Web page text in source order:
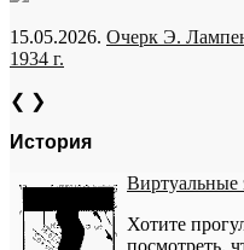
15.05.2026. Очерк Э.
1934 г.
❮ ❯
История
Виртуальные
Хотите
посмотреть,